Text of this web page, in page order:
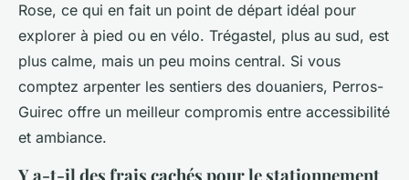
Rose, ce qui en fait un point de départ idéal pour
explorer à pied ou en vélo. Trégastel, plus au sud, est
plus calme, mais un peu moins central. Si vous
comptez arpenter les sentiers des douaniers, Perros-
Guirec offre un meilleur compromis entre accessibilité
et ambiance.
Y a-t-il des frais cachés pour le stationnement